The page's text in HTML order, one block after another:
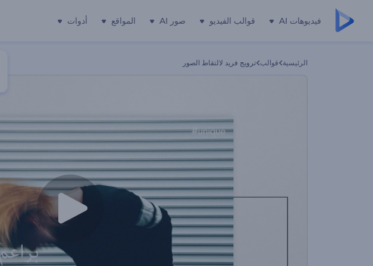
فيديوهات AI قوالب الفيديو صور AI المواقع أدوات
الرئيسية قوالب ترويج فريد لالتقاط الصور